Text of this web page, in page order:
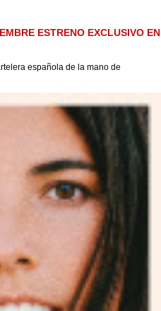
ESTRENO EXCLUSIVO EN
española de la mano de